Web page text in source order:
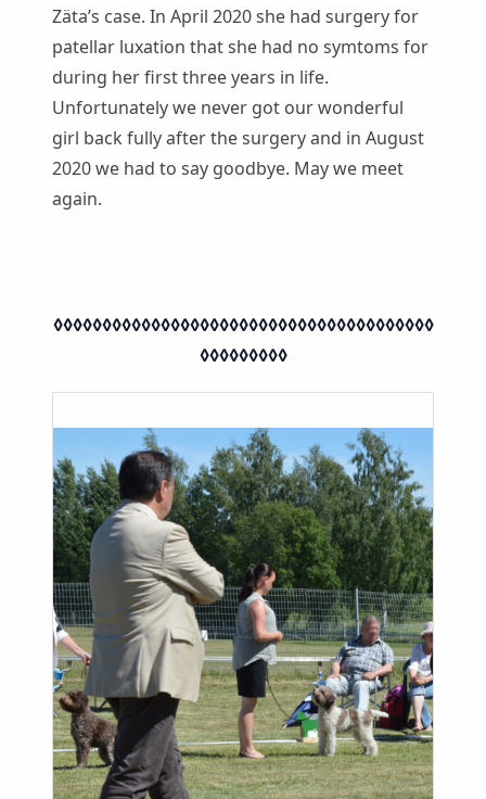
Zäta’s case. In April 2020 she had surgery for
patellar luxation that she had no symtoms for
during her first three years in life.
Unfortunately we never got our wonderful
girl back fully after the surgery and in August
2020 we had to say goodbye. May we meet
again.
◊◊◊◊◊◊◊◊◊◊◊◊◊◊◊◊◊◊◊◊◊◊◊◊◊◊◊◊◊◊◊◊◊◊◊◊◊◊◊
◊◊◊◊◊◊◊◊◊